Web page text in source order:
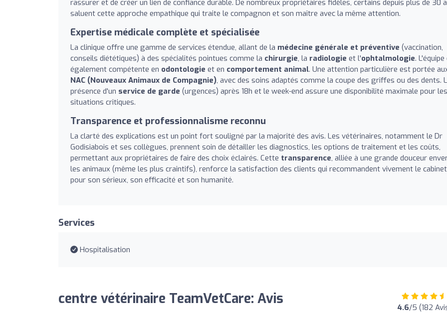
rassurer et de créer un lien de confiance durable. De nombreux propriétaires fidèles, certains depuis plus de 30
saluent cette approche empathique qui traite le compagnon et son maître avec la même attention.
Expertise médicale complète et spécialisée
La clinique offre une gamme de services étendue, allant de la médecine générale et préventive (vaccination,
conseils diététiques) à des spécialités pointues comme la chirurgie, la radiologie et l'ophtalmologie.
également compétente en odontologie et en comportement animal. Une attention particulière est portée
NAC (Nouveaux Animaux de Compagnie), avec des soins adaptés comme la coupe des griffes ou des dents.
présence d'un service de garde (urgences) après 18h et le week-end assure une disponibilité maximale pour les
situations critiques.
Transparence et professionnalisme reconnu
La clarté des explications est un point fort souligné par la majorité des avis. Les vétérinaires, notamment le Dr
Godisiabois et ses collègues, prennent soin de détailler les diagnostics, les options de traitement et les coûts,
permettant aux propriétaires de faire des choix éclairés. Cette transparence, alliée à une grande douceur
les animaux (même les plus craintifs), renforce la satisfaction des clients qui recommandent vivement le cabinet
pour son sérieux, son efficacité et son humanité.
Services
Hospitalisation
centre vétérinaire TeamVetCare: Avis 4.6/5 (182